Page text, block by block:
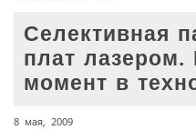
Селективная
плат
момент в
8 мая, 2009